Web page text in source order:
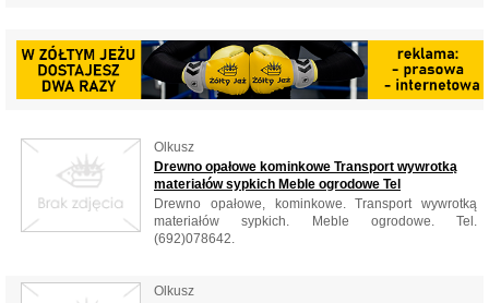
Olkusz
Drewno opałowe kominkowe Transport wywrotką
materiałów sypkich Meble ogrodowe Tel
Drewno opałowe, kominkowe. Transport wywrotką
materiałów sypkich. Meble ogrodowe. Tel.
(692)078642.
Olkusz